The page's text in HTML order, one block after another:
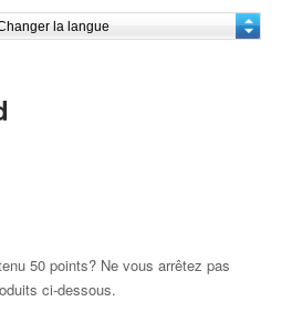
50 points? Ne vous arrêtez pas
ci-dessous.